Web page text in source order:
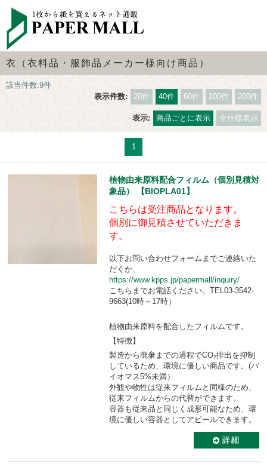
衣（衣料品・服飾品メーカー様向け商品）
該当件数:9件
表示件数:
20件 40件 60件 100件 200件
表示: 商品ごとに表示 全仕様表示
1
植物由来原料配合フィルム（個別見積対
象品） 【BIOPLA01】
こちらは受注商品となります。
個別に御見積させていただきま
す。
以下お問い合わせフォームまでご連絡いた
だくか、
https://www.kpps.jp/papermall/inquiry/
こちらまでお電話ください。TEL03-3542-
9663(10時～17時）
植物由来原料を配合したフィルムです。
【特徴】
製造から廃棄までの過程でCO₂排出を抑制
しているため、環境に優しい商品です。(バ
イオマス5%未満）
外観や物性は従来フィルムと同様のため、
従来フィルムからの代替ができます。
容器も従来品と同じく成形可能なため、環
境に優しい容器としてアピールできます。